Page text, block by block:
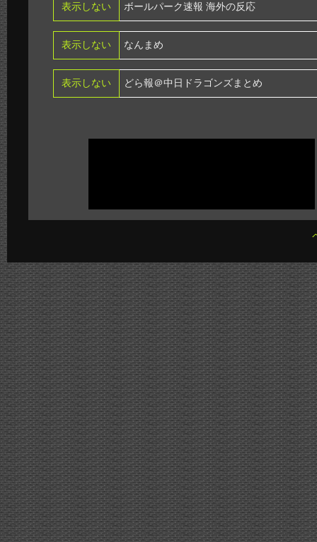
表示しない ボールパーク速報 海外の反応
表示しない なんまめ
表示しない どら報＠中日ドラゴンズまとめ